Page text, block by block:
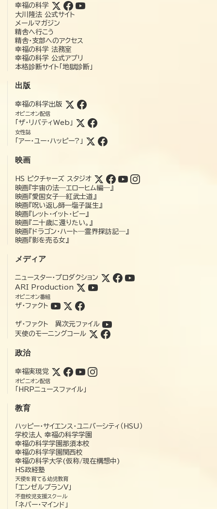
幸福の科学
大川隆法 公式サイト
メールマガジン
精舎へ行こう
精舎・支部へのアクセス
幸福の科学 法務室
幸福の科学 公式アプリ
本格診断サイト「地獄診断」
出版
幸福の科学出版
オピニオン配信
「ザ・リバティWeb」
女性誌
「アー・ユー・ハッピー?」
映画
HS ピクチャーズ スタジオ
映画『宇宙の法―エローヒム編―』
映画『愛国女子―紅武士道』
映画『呪い返し師—塩子誕生』
映画『レット・イット・ビー』
映画『二十歳に還りたい。』
映画『ドラゴン・ハート―霊界探訪記―』
映画『影を売る女』
メディア
ニュースター・プロダクション
ARI Production
オピニオン番組
ザ・ファクト
ザ・ファクト 異次元ファイル
天使のモーニングコール
政治
幸福実現党
オピニオン配信
「HRPニュースファイル」
教育
ハッピー・サイエンス・ユニバーシティ（HSU）
学校法人 幸福の科学学園
幸福の科学学園那須本校
幸福の科学学園関西校
幸福の科学大学(仮称/現在構想中)
HS政経塾
天使を育てる幼児教育
「エンゼルプランV」
不登校児支援スクール
「ネバー・マインド」